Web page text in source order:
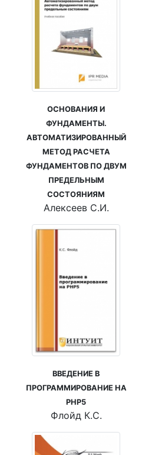
ОСНОВАНИЯ И
ФУНДАМЕНТЫ.
АВТОМАТИЗИРОВАННЫЙ
МЕТОД РАСЧЕТА
ФУНДАМЕНТОВ ПО ДВУМ
ПРЕДЕЛЬНЫМ
СОСТОЯНИЯМ
Алексеев С.И.
ВВЕДЕНИЕ В
ПРОГРАММИРОВАНИЕ НА
PHP5
Флойд К.С.